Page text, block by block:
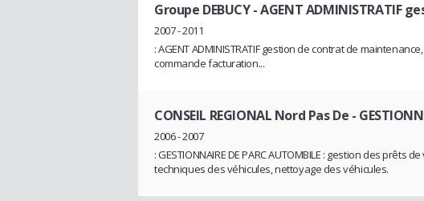
Groupe DEBUCY- AGENT ADMINISTRATIF
2007 - 2011
: AGENT ADMINISTRATIF gestion de contrat de
commande facturation...
CONSEIL REGIONAL Nord Pas De -
2006 - 2007
: GESTIONNAIRE DE PARC AUTOMBILE : gestion des
techniques des véhicules, nettoyage des véhicules.